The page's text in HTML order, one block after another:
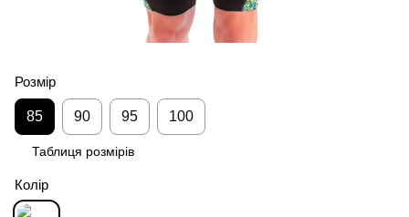
Розмір
85 90 95 100
Таблиця розмірів
Колір